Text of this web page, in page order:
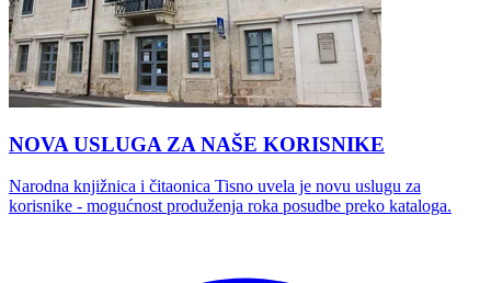
NOVA USLUGA ZA NAŠE KORISNIKE
Narodna knjižnica i čitaonica Tisno uvela je novu uslugu za
korisnike - mogućnost produženja roka posudbe preko kataloga.